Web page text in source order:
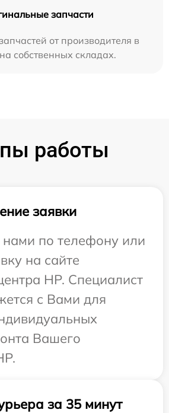
запчасти
от производителя в
собственных складах.
работы
заявки
нами по телефону или
на сайте
HP. Специалист
с Вами для
Вашего
за 35 минут